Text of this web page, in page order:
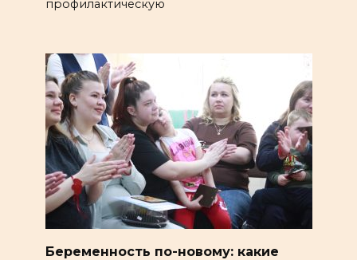
профилактическую
Беременность по-новому: какие